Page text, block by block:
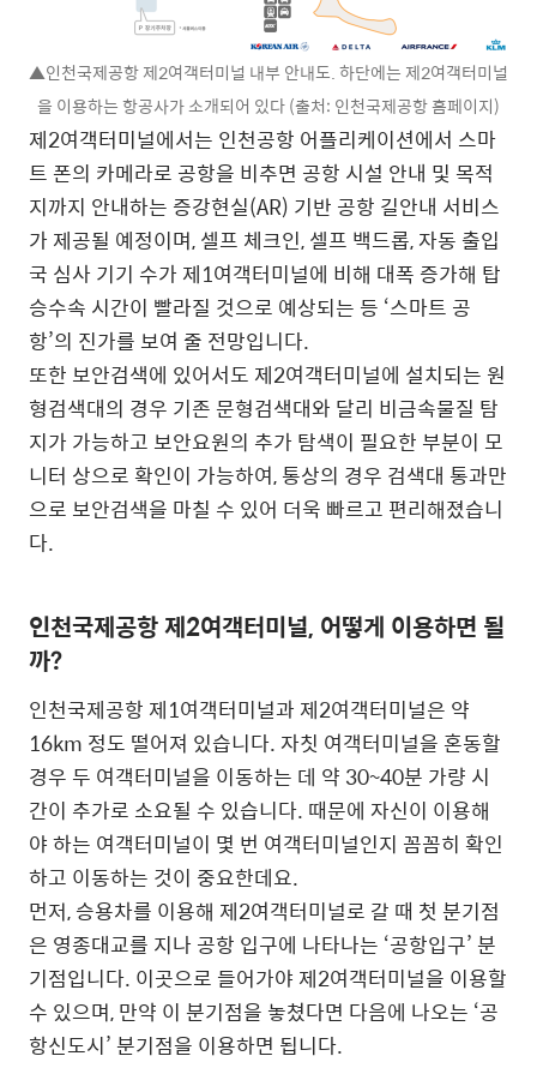
▲인천국제공항 제2여객터미널 내부 안내도. 하단에는 제2여객터미널
을 이용하는 항공사가 소개되어 있다 (출처: 인천국제공항 홈페이지)
제2여객터미널에서는 인천공항 어플리케이션에서 스마
트 폰의 카메라로 공항을 비추면 공항 시설 안내 및 목적
지까지 안내하는 증강현실(AR) 기반 공항 길안내 서비스
가 제공될 예정이며, 셀프 체크인, 셀프 백드롭, 자동 출입
국 심사 기기 수가 제1여객터미널에 비해 대폭 증가해 탑
승수속 시간이 빨라질 것으로 예상되는 등 ‘스마트 공
항’의 진가를 보여 줄 전망입니다.
또한 보안검색에 있어서도 제2여객터미널에 설치되는 원
형검색대의 경우 기존 문형검색대와 달리 비금속물질 탐
지가 가능하고 보안요원의 추가 탐색이 필요한 부분이 모
니터 상으로 확인이 가능하여, 통상의 경우 검색대 통과만
으로 보안검색을 마칠 수 있어 더욱 빠르고 편리해졌습니
다.
인천국제공항 제2여객터미널, 어떻게 이용하면 될
까?
인천국제공항 제1여객터미널과 제2여객터미널은 약
16km 정도 떨어져 있습니다. 자칫 여객터미널을 혼동할
경우 두 여객터미널을 이동하는 데 약 30~40분 가량 시
간이 추가로 소요될 수 있습니다. 때문에 자신이 이용해
야 하는 여객터미널이 몇 번 여객터미널인지 꼼꼼히 확인
하고 이동하는 것이 중요한데요.
먼저, 승용차를 이용해 제2여객터미널로 갈 때 첫 분기점
은 영종대교를 지나 공항 입구에 나타나는 ‘공항입구’ 분
기점입니다. 이곳으로 들어가야 제2여객터미널을 이용할
수 있으며, 만약 이 분기점을 놓쳤다면 다음에 나오는 ‘공
항신도시’ 분기점을 이용하면 됩니다.